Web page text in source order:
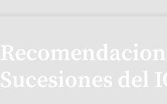
Sucesiones del